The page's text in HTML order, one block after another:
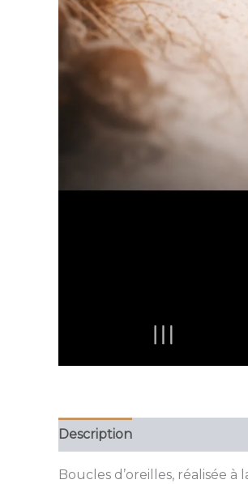
Description
Boucles d’oreilles, réalisée